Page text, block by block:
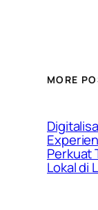
MORE
Perkuat
Lokal di